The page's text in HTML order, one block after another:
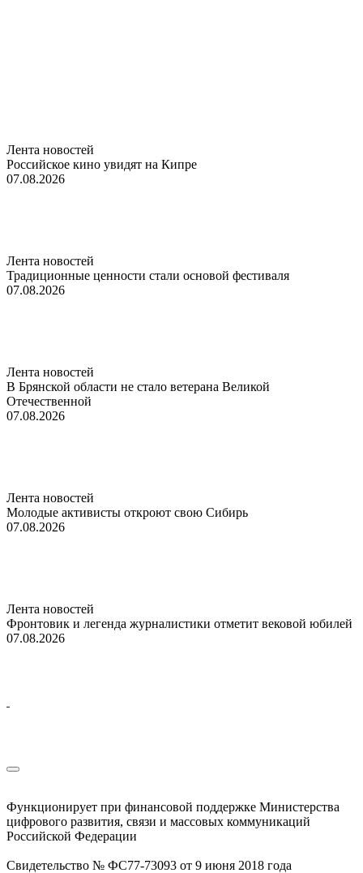
Лента новостей
Российское кино увидят на Кипре
07.08.2026
Лента новостей
Традиционные ценности стали основой фестиваля
07.08.2026
Лента новостей
В Брянской области не стало ветерана Великой
Отечественной
07.08.2026
Лента новостей
Молодые активисты откроют свою Сибирь
07.08.2026
Лента новостей
Фронтовик и легенда журналистики отметит вековой юбилей
07.08.2026
Функционирует при финансовой поддержке Министерства
цифрового развития, связи и массовых коммуникаций
Российской Федерации
Свидетельство № ФС77-73093 от 9 июня 2018 года